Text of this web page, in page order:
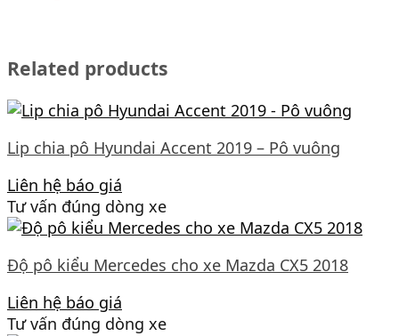
Related products
Lip chia pô Hyundai Accent 2019 – Pô vuông
Liên hệ báo giá
Tư vấn đúng dòng xe
Độ pô kiểu Mercedes cho xe Mazda CX5 2018
Liên hệ báo giá
Tư vấn đúng dòng xe